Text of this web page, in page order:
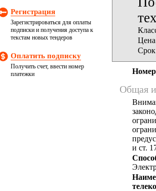
Регистрация
Зарегистрироваться для оплаты
подписки и получения доступа к
текстам новых тендеров
Оплатить подписку
Получить счет, ввести номер
платежки
Цена
Общая
и ст.